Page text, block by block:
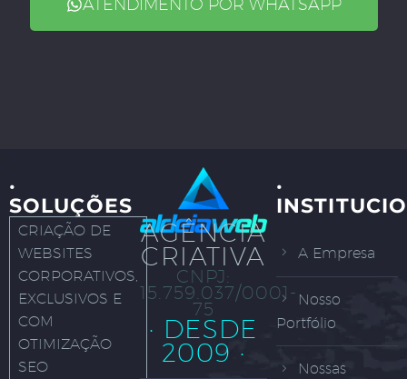
ATENDIMENTO POR WHATSAPP
·
SOLUÇÕES
CRIAÇÃO DE
WEBSITES
CORPORATIVOS,
EXCLUSIVOS E
COM
OTIMIZAÇÃO
SEO
AGÊNCIA
CRIATIVA
CNPJ:
15.759.037/0001-
75
· DESDE
2009 ·
·
A Empresa
Nosso
Portfólio
Nossas